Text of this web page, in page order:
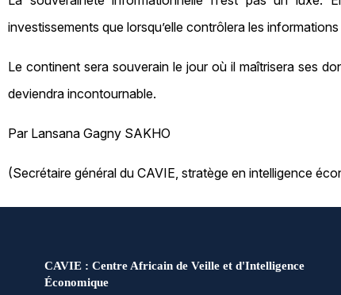
investissements que lorsqu’elle contrôlera les
Le continent sera souverain le jour où il maîtrisera ses
deviendra incontournable.
Par Lansana Gagny SAKHO
(Secrétaire général du CAVIE, stratège en intelligence
CAVIE : Centre Africain de Veille et d'Intelligence
Économique